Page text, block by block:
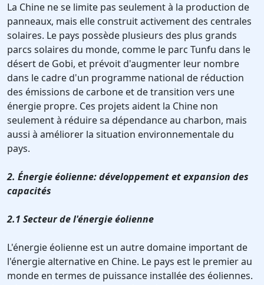
La Chine ne se limite pas seulement à la production de
panneaux, mais elle construit activement des centrales
solaires. Le pays possède plusieurs des plus grands
parcs solaires du monde, comme le parc Tunfu dans le
désert de Gobi, et prévoit d'augmenter leur nombre
dans le cadre d'un programme national de réduction
des émissions de carbone et de transition vers une
énergie propre. Ces projets aident la Chine non
seulement à réduire sa dépendance au charbon, mais
aussi à améliorer la situation environnementale du
pays.
2. Énergie éolienne: développement et expansion des
capacités
2.1 Secteur de l'énergie éolienne
L'énergie éolienne est un autre domaine important de
l'énergie alternative en Chine. Le pays est le premier au
monde en termes de puissance installée des éoliennes.